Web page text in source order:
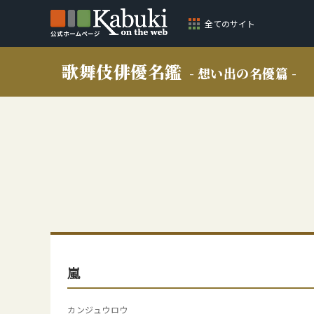
全てのサイト
歌舞伎俳優名鑑 - 想い出の名優篇 -
嵐
カンジュウロウ